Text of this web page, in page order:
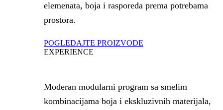
elemenata, boja i rasporeda prema potrebama
prostora.
POGLEDAJTE PROIZVODE
EXPERIENCE
Moderan modularni program sa smelim
kombinacijama boja i ekskluzivnih materijala,